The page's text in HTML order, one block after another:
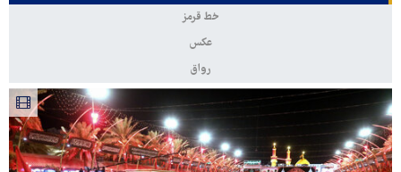
خط قرمز
عکس
رواق